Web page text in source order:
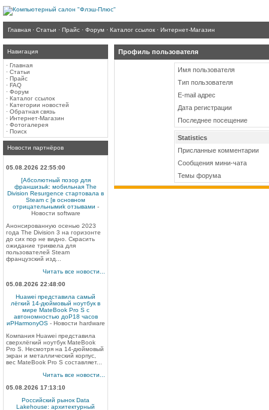
Главная · Статьи · Прайс · Форум · Каталог ссылок · Интернет-Магазин
Навигация
· Главная
· Статьи
· Прайс
· FAQ
· Форум
· Каталог ссылок
· Категории новостей
· Обратная связь
· Интернет-Магазин
· Фотогалерея
· Поиск
Новости партнёров
05.08.2026 22:55:00
[Абсолютный позор для
франшизыk: мобильная The
Division Resurgence стартовала в
Steam с [в основном
отрицательнымиk отзывами -
Новости software
Анонсированную осенью 2023
года The Division 3 на горизонте
до сих пор не видно. Скрасить
ожидание триквела для
пользователей Steam
французский изд...
Читать все новости...
05.08.2026 22:48:00
Huawei представила самый
лёгкий 14-дюймовый ноутбук в
мире MateBook Pro S с
автономностью доP18 часов
иPHarmonyOS- Новости hardware
Компания Huawei представила
сверхлёгкий ноутбук MateBook
Pro S. Несмотря на 14-дюймовый
экран и металлический корпус,
вес MateBook Pro S составляет...
Читать все новости...
05.08.2026 17:13:10
Российский рынок Data
Lakehouse: архитектурный
Профиль пользователя
Имя пользователя
Тип пользователя
E-mail адрес
Дата регистрации
Последнее посещение
Statistics
Присланные комментарии
Сообщения мини-чата
Темы форума